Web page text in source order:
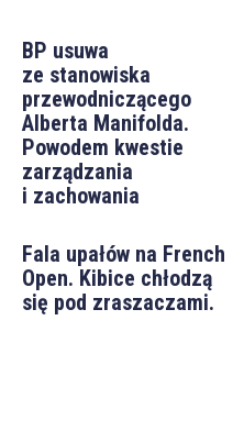
BP usuwa
ze stanowiska
przewodniczącego
Alberta Manifolda.
Powodem kwestie
zarządzania
i zachowania
Fala upałów na French
Open. Kibice chłodzą
się pod zraszaczami.